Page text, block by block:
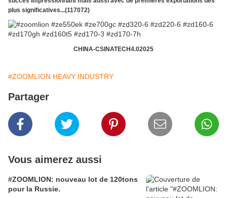
plus significatives...(117072)
CHINA-CSINATECH4.02025
#ZOOMLION HEAVY INDUSTRY
Partager
Vous aimerez aussi
#ZOOMLION: nouveau lot de 120tons
pour la Russie.